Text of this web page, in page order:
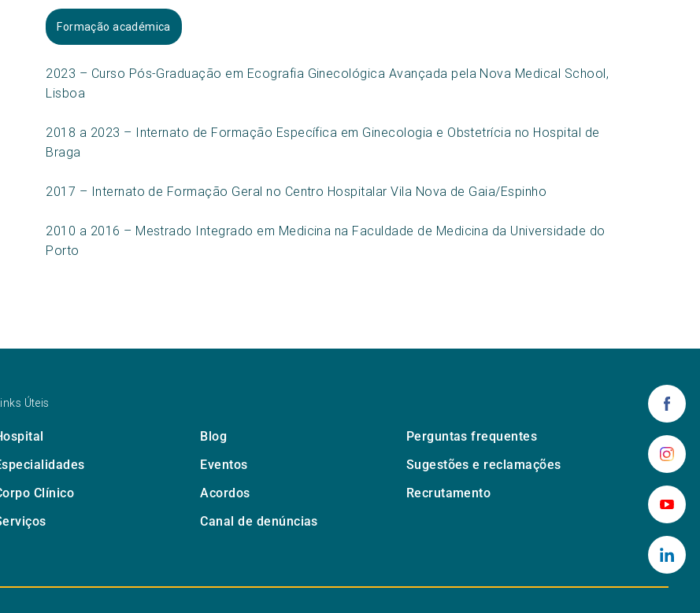
Formação académica
2023 – Curso Pós-Graduação em Ecografia Ginecológica Avançada pela Nova Medical School,
Lisboa
2018 a 2023 – Internato de Formação Específica em Ginecologia e Obstetrícia no Hospital de
Braga
2017 – Internato de Formação Geral no Centro Hospitalar Vila Nova de Gaia/Espinho
2010 a 2016 – Mestrado Integrado em Medicina na Faculdade de Medicina da Universidade do
Porto
Úteis
Blog
Perguntas frequentes
Eventos
Sugestões e reclamações
Clínico
Acordos
Recrutamento
Canal de denúncias